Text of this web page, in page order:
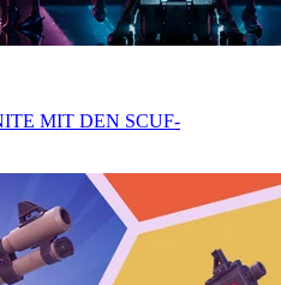
MIT DEN SCUF-